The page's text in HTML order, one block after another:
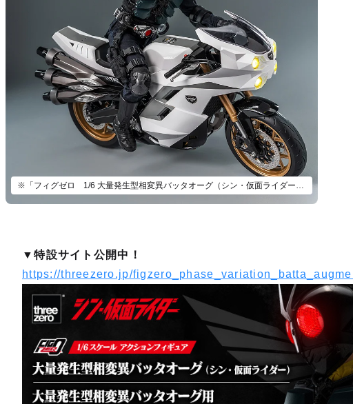
※「フィグゼロ 1/6 大量発生型相変異バッタオーグ（シン・仮面ライダー）」（別売）とあわせて飾ろう。
▼特設サイト公開中！
https://threezero.jp/